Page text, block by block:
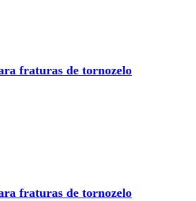
fraturas de tornozelo
fraturas de tornozelo